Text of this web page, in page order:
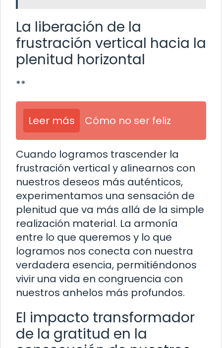
La liberación de la
frustración vertical hacia la
plenitud horizontal
**
Leer más Cómo no ser feliz
Cuando logramos trascender la
frustración vertical y alinearnos con
nuestros deseos más auténticos,
experimentamos una sensación de
plenitud que va más allá de la simple
realización material. La armonía
entre lo que queremos y lo que
logramos nos conecta con nuestra
verdadera esencia, permitiéndonos
vivir una vida en congruencia con
nuestros anhelos más profundos.
El impacto transformador
de la gratitud en la